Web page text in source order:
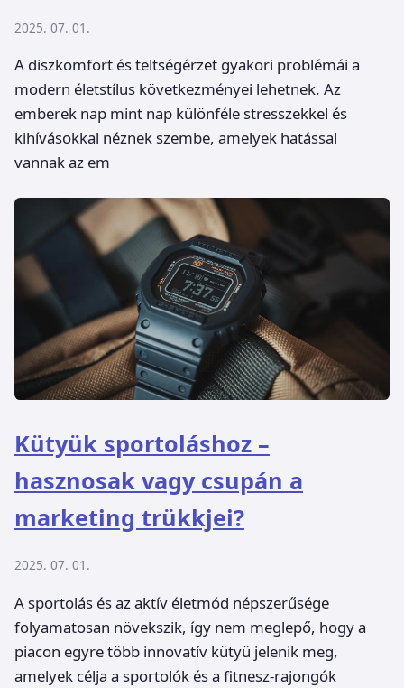
2025. 07. 01.
A diszkomfort és teltségérzet gyakori problémái a
modern életstílus következményei lehetnek. Az
emberek nap mint nap különféle stresszekkel és
kihívásokkal néznek szembe, amelyek hatással
vannak az em
Kütyük sportoláshoz –
hasznosak vagy csupán a
marketing trükkjei?
2025. 07. 01.
A sportolás és az aktív életmód népszerűsége
folyamatosan növekszik, így nem meglepő, hogy a
piacon egyre több innovatív kütyü jelenik meg,
amelyek célja a sportolók és a fitnesz-rajongók